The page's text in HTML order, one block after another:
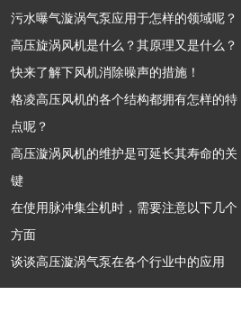
污水曝气漩涡气泵应用于怎样的领域呢？
高压旋涡风机是什么？其原理又是什么？
快来了解下风机消除噪声的措施！
格凌高压风机的各个结构都拥有怎样的特
点呢？
高压漩涡风机的维护是可延长其寿命的关
键
在使用脉冲集尘机时，需要注意以下几个
方面
谈谈高压漩涡气泵在各个行业中的应用